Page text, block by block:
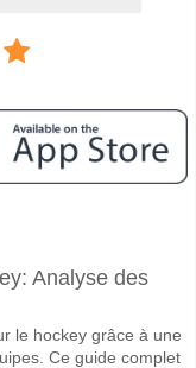
2026 23:00.
probabilité de 60%
Analyse des
le hockey grâce à une
Ce guide complet